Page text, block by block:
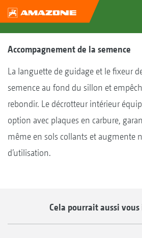
Accompagnement de la semence
La languette de guidage et le fixeur
semence au fond du sillon et
rebondir. Le décrotteur intérieur
option avec plaques en carbure,
même en sols collants et augmente
d’utilisation.
Cela pourrait aussi